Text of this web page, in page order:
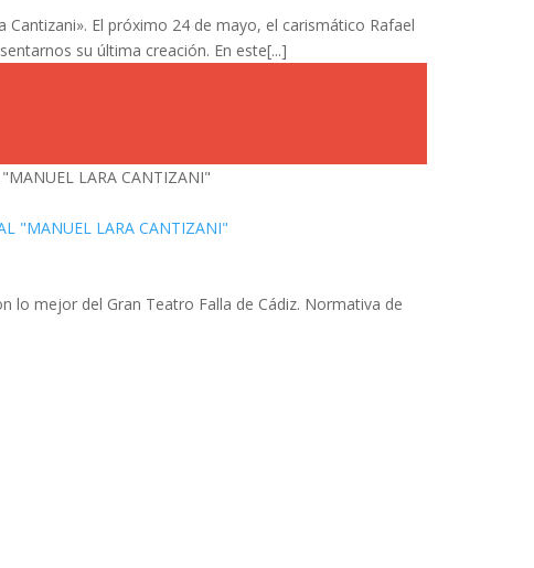
El próximo 24 de mayo, el carismático Rafael
su última creación. En este[...]
LARA CANTIZANI"
lo mejor del Gran Teatro Falla de Cádiz. Normativa de